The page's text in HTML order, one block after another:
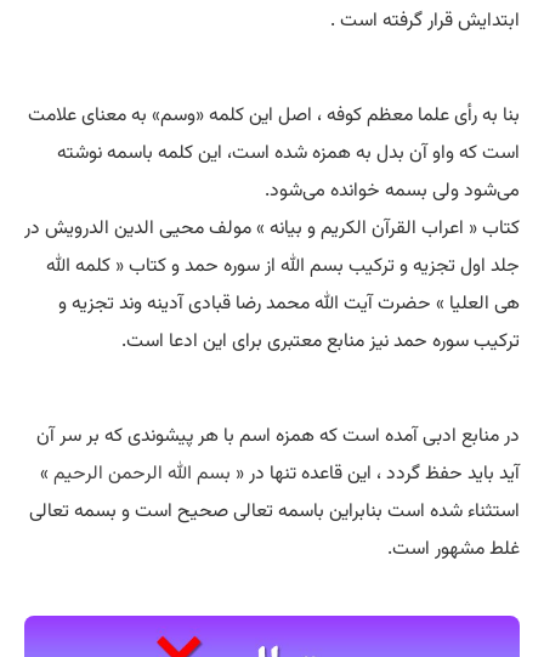
ابتدایش قرار گرفته است .
بنا به رأی علما معظم کوفه ، اصل این کلمه «وسم» به معنای علامت
است که واو آن بدل به همزه شده است، این کلمه باسمه نوشته
می‌شود ولی بسمه خوانده می‌شود.
کتاب « اعراب القرآن‌ الکریم و بیانه » مولف محیی‌ الدین الدرویش در
جلد اول تجزیه و ترکیب بسم‌ الله از سوره حمد و کتاب « کلمه‌ الله
هی‌ العلیا » حضرت آیت‌ الله محمد رضا قبادی آدینه وند تجزیه و
ترکیب سوره حمد نیز منابع معتبری برای این ادعا است.
در منابع ادبی آمده است که همزه اسم با هر پیشوندی که بر سر آن
آید باید حفظ گردد ، این قاعده تنها در « بسم‌ الله الرحمن الرحیم »
استثناء شده است بنابراین باسمه تعالی صحیح است و بسمه تعالی
غلط مشهور است.